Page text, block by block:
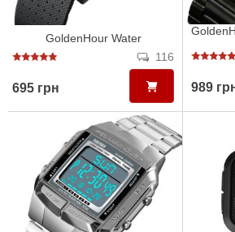
GoldenHour Water
116
695 грн 989